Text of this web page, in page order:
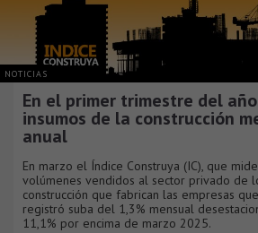
NOTICIAS
En el primer trimestre del
insumos de la construcción
anual
En marzo el Índice Construya (IC), que
volúmenes vendidos al sector privado de
construcción que fabrican las empresas
registró suba del 1,3% mensual
11,1% por encima de marzo 2025.